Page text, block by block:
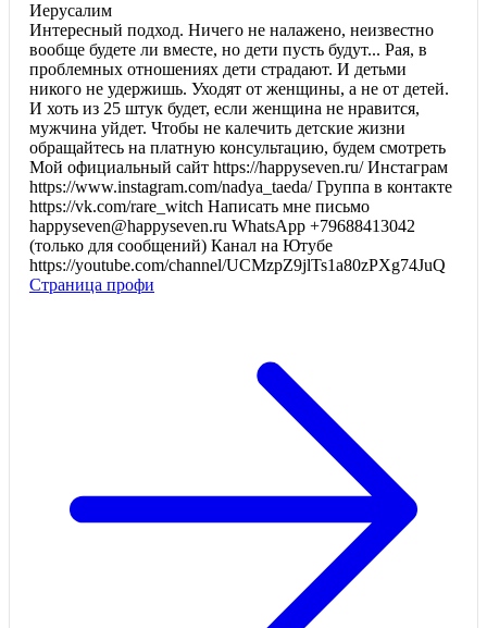
Иерусалим
Интересный подход. Ничего не налажено, неизвестно
вообще будете ли вместе, но дети пусть будут... Рая, в
проблемных отношениях дети страдают. И детьми
никого не удержишь. Уходят от женщины, а не от детей.
И хоть из 25 штук будет, если женщина не нравится,
мужчина уйдет. Чтобы не калечить детские жизни
обращайтесь на платную консультацию, будем смотреть
Мой официальный сайт https://happyseven.ru/ Инстаграм
https://www.instagram.com/nadya_taeda/ Группа в контакте
https://vk.com/rare_witch Написать мне письмо
happyseven@happyseven.ru WhatsApp +79688413042
(только для сообщений) Канал на Ютубе
https://youtube.com/channel/UCMzpZ9jlTs1a80zPXg74JuQ
Страница профи